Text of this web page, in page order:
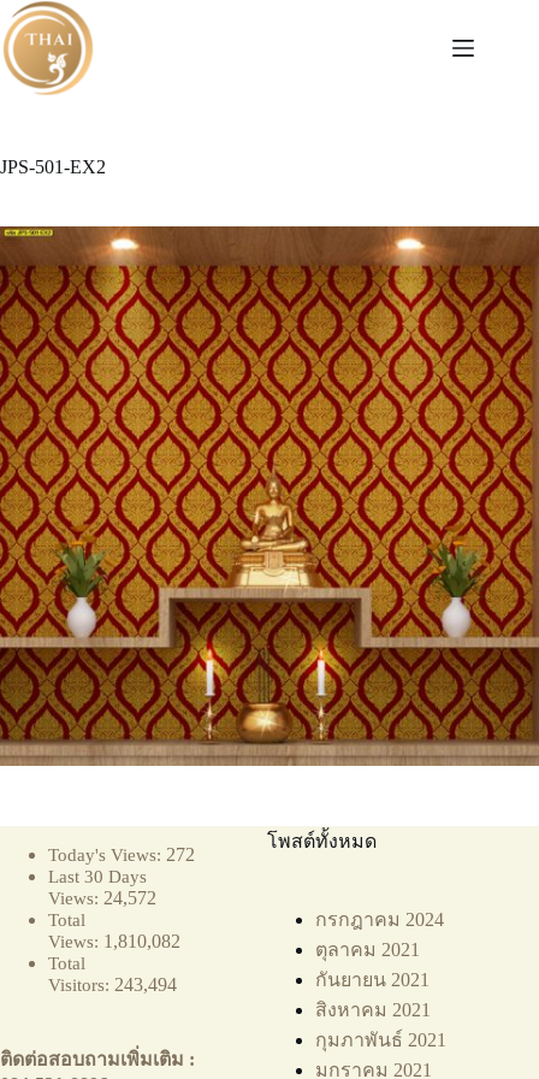
Skip
to
content
JPS-501-EX2
Today's Views: 272
Last 30 Days
Views: 24,572
Total
Views: 1,810,082
Total
Visitors: 243,494
ติดต่อสอบถามเพิ่มเติม :
โพสต์ทั้งหมด
กรกฎาคม 2024
ตุลาคม 2021
กันยายน 2021
สิงหาคม 2021
กุมภาพันธ์ 2021
มกราคม 2021